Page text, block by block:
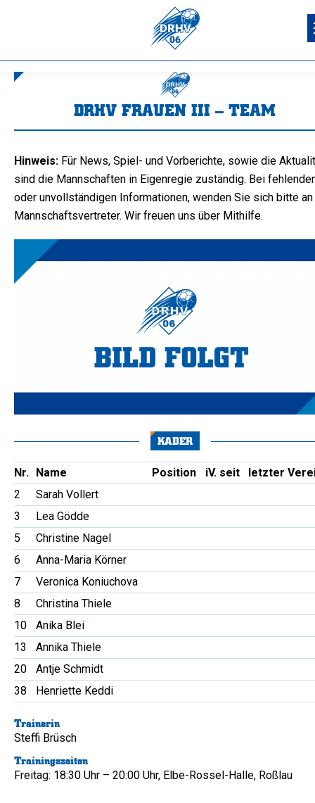
DRHV FRAUEN III – TEAM
Hinweis: Für News, Spiel- und Vorberichte, sowie die
sind die Mannschaften in Eigenregie zuständig. Bei
oder unvollständigen Informationen, wenden Sie sich bitte
Mannschaftsvertreter. Wir freuen uns über Mithilfe.
KADER
Nr. Name Position iV. seit
letzter
2
Sarah Vollert
3
Lea Gödde
5
Christine Nagel
6
Anna-Maria Körner
7
Veronica Koniuchova
8
Christina Thiele
10
Anika Blei
13
Annika Thiele
20
Antje Schmidt
38
Henriette Keddi
Trainerin
Steffi Brüsch
Trainingszeiten
Freitag: 18:30 Uhr – 20:00 Uhr, Elbe-Rossel-Halle, Roßlau